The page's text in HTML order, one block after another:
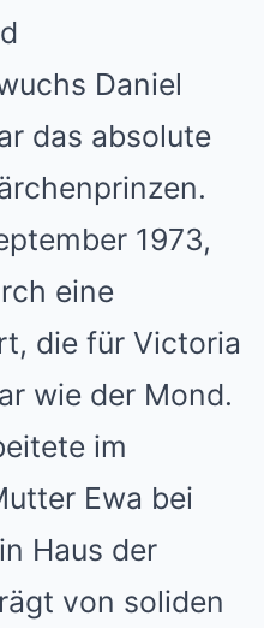
Daniel
das absolute
1973,
eine
die für Victoria
wie der Mond.
im
Ewa bei
Haus der
von soliden